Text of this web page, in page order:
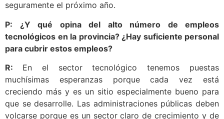
seguramente el próximo año.
P: ¿Y qué opina del alto número de empleos
tecnológicos en la provincia? ¿Hay suficiente personal
para cubrir estos empleos?
R: En el sector tecnológico tenemos puestas
muchísimas esperanzas porque cada vez está
creciendo más y es un sitio especialmente bueno para
que se desarrolle. Las administraciones públicas deben
volcarse porque es un sector claro de crecimiento y de